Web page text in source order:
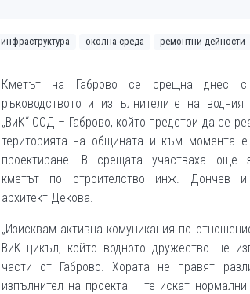
инфраструктура околна среда ремонтни дейности
Кметът на Габрово се срещна днес
ръководството и изпълнителите на водния
„ВиК“ ООД – Габрово, който предстои да се
територията на общината и към момента
проектиране. В срещата участваха още
кметът по строителство инж. Дончев и
архитект Декова.
„Изисквам активна комуникация по
ВиК цикъл, който водното дружество ще
части от Габрово. Хората не правят
изпълнител на проекта – те искат